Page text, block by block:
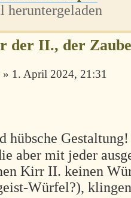
heruntergeladen
der II., der
» 1. April 2024, 21:31
hübsche
aber mit jeder
Kirr II. keinen
Würfel?),